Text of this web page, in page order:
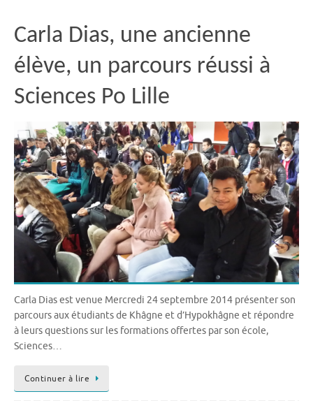
Carla Dias, une ancienne
élève, un parcours réussi à
Sciences Po Lille
Carla Dias est venue Mercredi 24 septembre 2014 présenter son
parcours aux étudiants de Khâgne et d’Hypokhâgne et répondre
à leurs questions sur les formations offertes par son école,
Sciences…
Continuer à lire